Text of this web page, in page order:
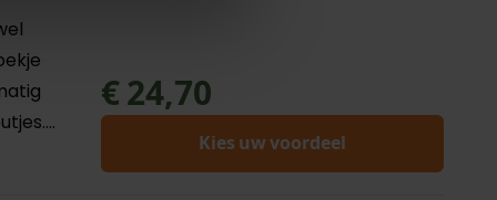
€ 24,70
Kies uw voordeel